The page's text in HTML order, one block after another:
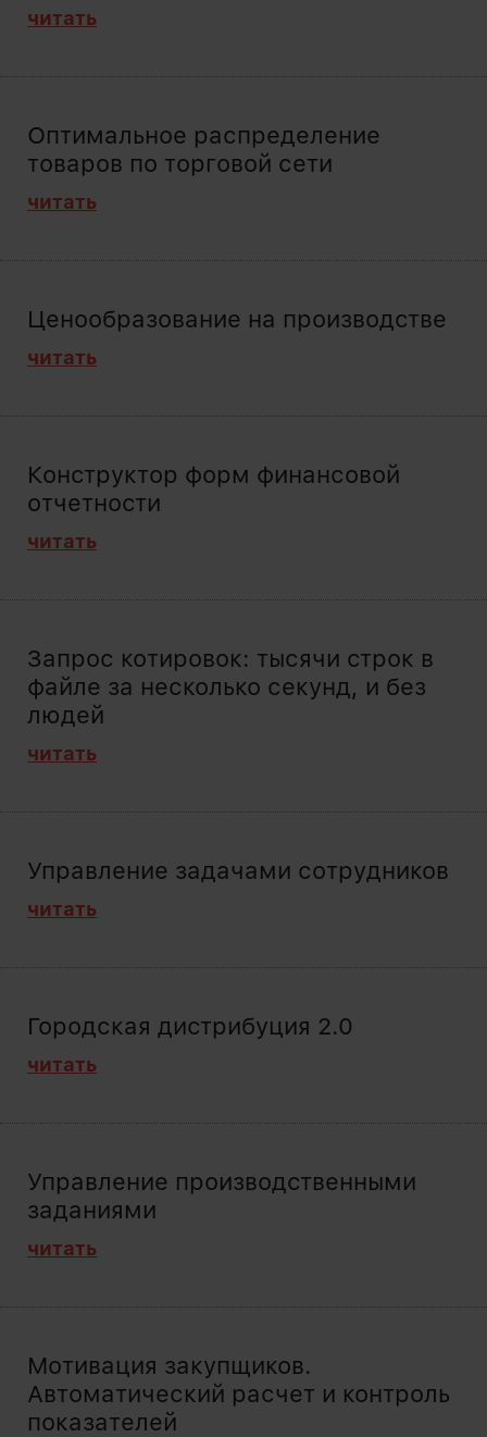
читать
Оптимальное распределение
товаров по торговой сети
читать
Ценообразование на производстве
читать
Конструктор форм финансовой
отчетности
читать
Запрос котировок: тысячи строк в
файле за несколько секунд, и без
людей
читать
Управление задачами сотрудников
читать
Городская дистрибуция 2.0
читать
Управление производственными
заданиями
читать
Мотивация закупщиков.
Автоматический расчет и контроль
показателей